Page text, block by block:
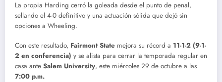
La propia Harding cerró la goleada desde el punto de penal,
sellando el 4-0 definitivo y una actuación sólida que dejó sin
opciones a Wheeling.
Con este resultado, Fairmont State mejora su récord a 11-1-2 (9-1-
2 en conferencia) y se alista para cerrar la temporada regular en
casa ante Salem University, este miércoles 29 de octubre a las
7:00 p.m.